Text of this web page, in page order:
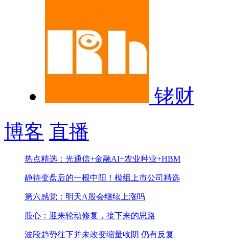
铑财
博客 直播
热点精选：光通信+金融AI+农业种业+HBM
静待变盘后的一根中阳！ 模组上市公司精选
第六感觉：明天A股会继续上涨吗
股心：迎来轮动修复，接下来的思路
波段趋势往下并未改变缩量收阴 仍有反复